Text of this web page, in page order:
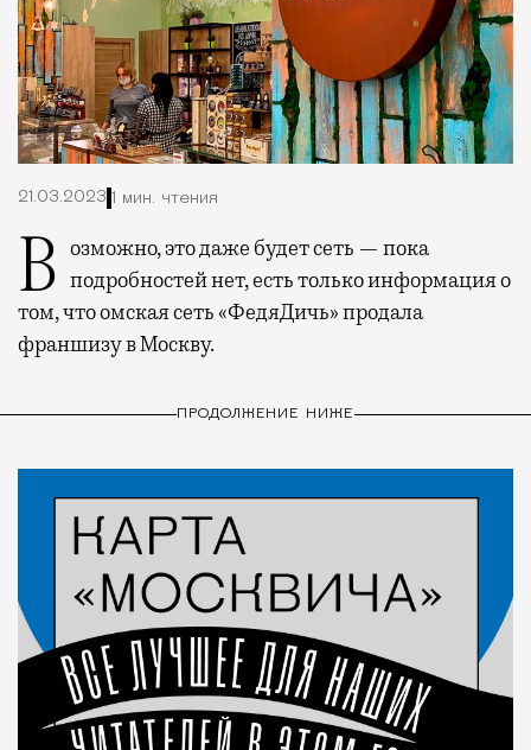
21.03.2023 1 мин. чтения
Возможно, это даже будет сеть — пока подробностей нет, есть только информация о
том, что омская сеть «ФедяДичь» продала
франшизу в Москву.
ПРОДОЛЖЕНИЕ НИЖЕ